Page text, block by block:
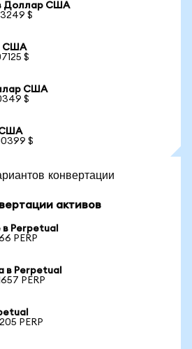
Доллар США
$
США
$
США
$
США
$
конвертации
активов
Perpetual
PERP
в Perpetual
PERP
PERP